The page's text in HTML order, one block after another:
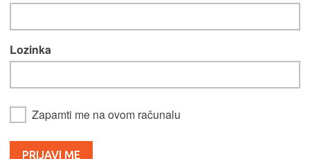
Lozinka
Zapamti me na ovom računalu